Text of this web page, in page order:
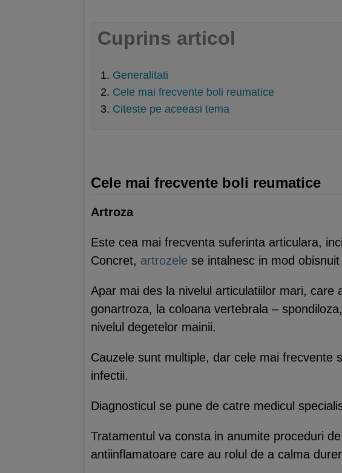
Cuprins articol
Generalitati
Cele mai frecvente boli reumatice
Citeste pe aceeasi tema
Cele mai frecvente boli reumatice
Artroza
Este cea mai frecventa suferinta articulara,
Concret, artrozele se intalnesc in mod
Apar mai des la nivelul articulatiilor mari,
gonartroza, la coloana vertebrala –
nivelul degetelor mainii.
Cauzele sunt multiple, dar cele mai frecvente
infectii.
Diagnosticul se pune de catre medicul
Tratamentul va consta in anumite proceduri
antiinflamatoare care au rolul de a calma